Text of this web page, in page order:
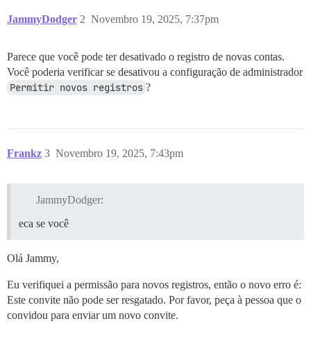
JammyDodger Novembro 19, 2025, 7:37pm
2
Parece que você pode ter desativado o registro de novas contas.
Você poderia verificar se desativou a configuração de administrador
Permitir novos registros ?
Frankz Novembro 19, 2025, 7:43pm
3
JammyDodger:
eca se você
Olá Jammy,
Eu verifiquei a permissão para novos registros, então o novo erro é:
Este convite não pode ser resgatado. Por favor, peça à pessoa que o
convidou para enviar um novo convite.